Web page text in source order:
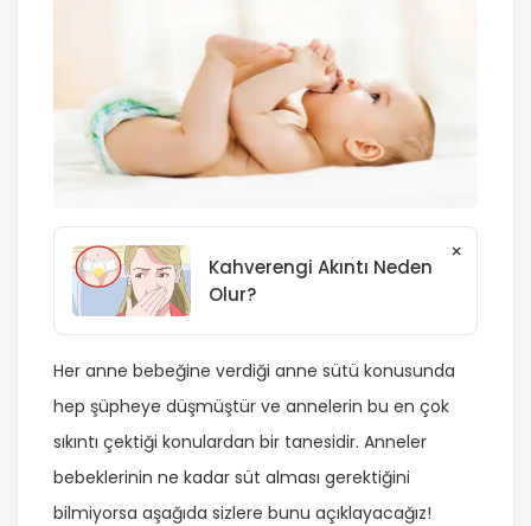
Kahverengi Akıntı Neden
Olur?
×
Her anne bebeğine verdiği anne sütü konusunda
hep şüpheye düşmüştür ve annelerin bu en çok
sıkıntı çektiği konulardan bir tanesidir. Anneler
bebeklerinin ne kadar süt alması gerektiğini
bilmiyorsa aşağıda sizlere bunu açıklayacağız!